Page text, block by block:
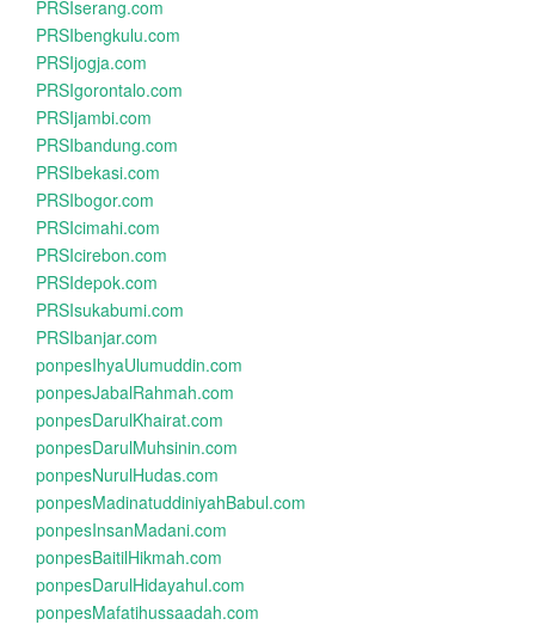
PRSIserang.com
PRSIbengkulu.com
PRSIjogja.com
PRSIgorontalo.com
PRSIjambi.com
PRSIbandung.com
PRSIbekasi.com
PRSIbogor.com
PRSIcimahi.com
PRSIcirebon.com
PRSIdepok.com
PRSIsukabumi.com
PRSIbanjar.com
ponpesIhyaUlumuddin.com
ponpesJabalRahmah.com
ponpesDarulKhairat.com
ponpesDarulMuhsinin.com
ponpesNurulHudas.com
ponpesMadinatuddiniyahBabul.com
ponpesInsanMadani.com
ponpesBaitilHikmah.com
ponpesDarulHidayahul.com
ponpesMafatihussaadah.com